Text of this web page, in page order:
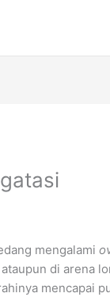
mengalami
di arena
mencapai